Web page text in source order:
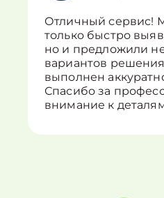
Отличный сервис!
только быстро
но и предложили
вариантов
выполнен
Спасибо за
внимание к